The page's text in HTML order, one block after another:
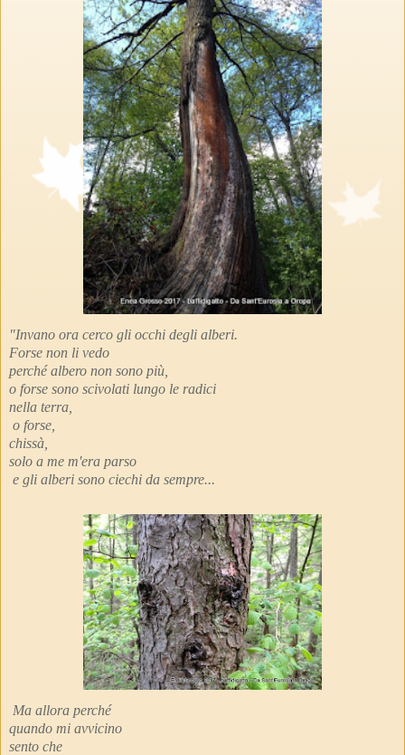
"Invano ora cerco gli occhi degli alberi.
Forse non li vedo
perché albero non sono più,
o forse sono scivolati lungo le radici
nella terra,
o forse,
chissà,
solo a me m'era parso
e gli alberi sono ciechi da sempre...
Ma allora perché
quando mi avvicino
sento che